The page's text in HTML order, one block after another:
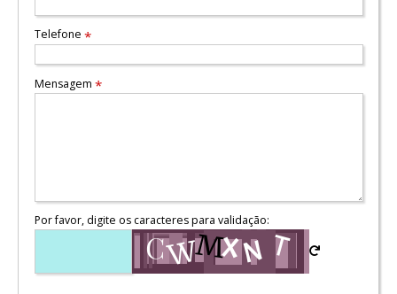
Telefone *
Mensagem *
Por favor, digite os caracteres para validação: